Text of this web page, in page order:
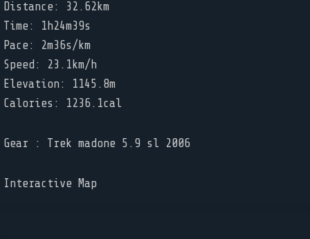
Distance: 32.62km
Time: 1h24m39s
Pace: 2m36s/km
Speed: 23.1km/h
Elevation: 1145.8m
Calories: 1236.1cal
Gear : Trek madone 5.9 sl 2006
Interactive Map